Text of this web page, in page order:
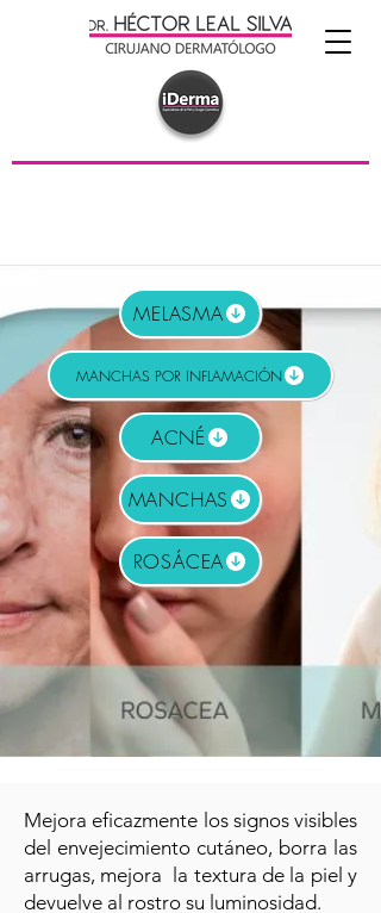
MELASMA
MANCHAS POR INFLAMACIÓN
ACNÉ
MANCHAS
ROSÁCEA
Mejora eficazmente los signos visibles
del envejecimiento cutáneo, borra las
arrugas, mejora la textura de la piel y
devuelve al rostro su luminosidad.